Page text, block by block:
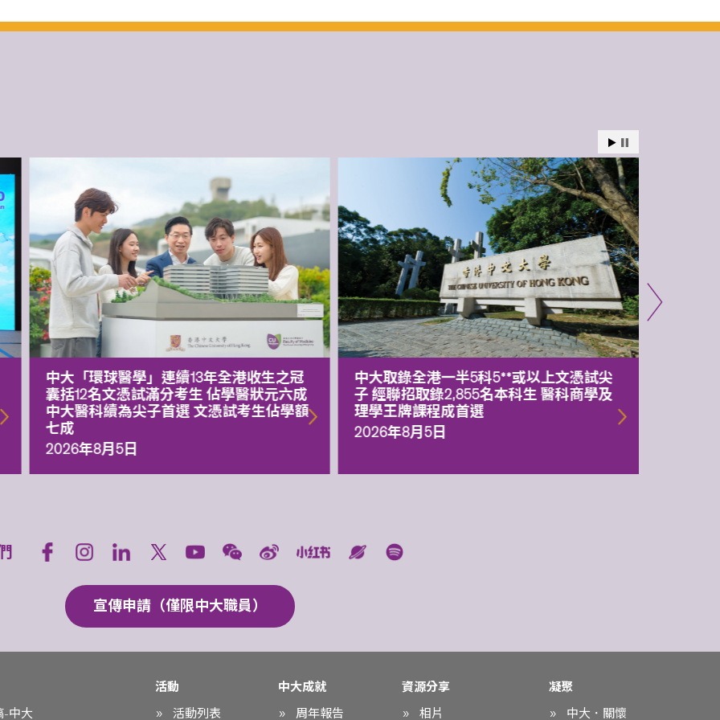
中大「環球醫學」連續13年全港收生之冠
囊括12名文憑試滿分考生 佔學醫狀元六成
中大醫科續為尖子首選 文憑試考生佔學額
七成
2026年8月5日
中大取錄全港一半5科5**或以上文憑試尖
子 經聯招取錄2,855名本科生 醫科商學及
理學王牌課程成首選
2026年8月5日
宣傳申請（僅限中大職員）
-中大
活動
活動列表
中大成就
周年報告
資源分享
相片
凝聚
中大．關懷